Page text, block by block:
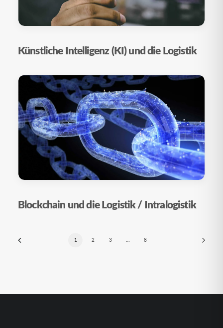
Künstliche Intelligenz (KI) und die Logistik
Blockchain und die Logistik / Intralogistik
1 2 3 … 8